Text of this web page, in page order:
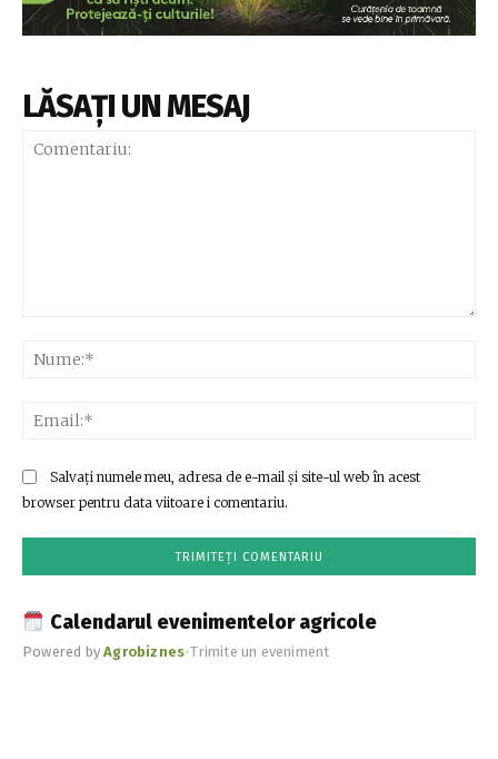
LĂSAȚI UN MESAJ
Salvați numele meu, adresa de e-mail și site-ul web în acest
browser pentru data viitoare i comentariu.
Calendarul evenimentelor agricole
Powered byAgrobiznes•Trimite un eveniment